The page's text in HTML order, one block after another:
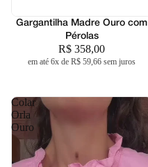
Gargantilha Madre Ouro com
Pérolas
R$ 358,00
em até 6x de R$ 59,66 sem juros
Colar
Orla
Ouro